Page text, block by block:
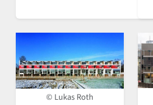
© Lukas Roth